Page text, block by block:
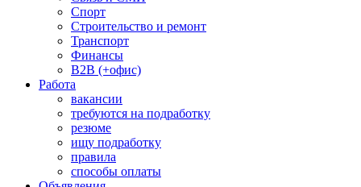
Спорт
Строительство и ремонт
Транспорт
Финансы
B2B (+офис)
Работа
вакансии
требуются на подработку
резюме
ищу подработку
правила
способы оплаты